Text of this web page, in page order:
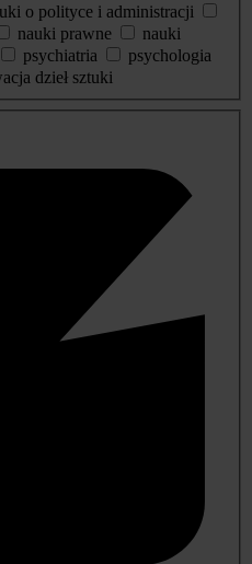
o polityce i administracji
nauki prawne
nauki
psychiatria
psychologia
dzieł sztuki